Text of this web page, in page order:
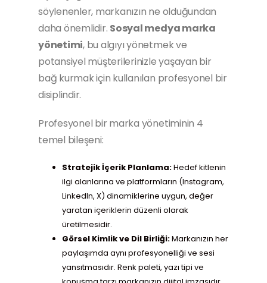
söylenenler, markanızın ne olduğundan
daha önemlidir. Sosyal medya marka
yönetimi, bu algıyı yönetmek ve
potansiyel müşterilerinizle yaşayan bir
bağ kurmak için kullanılan profesyonel bir
disiplindir.
Profesyonel bir marka yönetiminin 4
temel bileşeni:
Stratejik İçerik Planlama:Hedef kitlenin
ilgi alanlarına ve platformların (Instagram,
LinkedIn, X) dinamiklerine uygun, değer
yaratan içeriklerin düzenli olarak
üretilmesidir.
Görsel Kimlik ve Dil Birliği:Markanızın her
paylaşımda aynı profesyonelliği ve sesi
yansıtmasıdır. Renk paleti, yazı tipi ve